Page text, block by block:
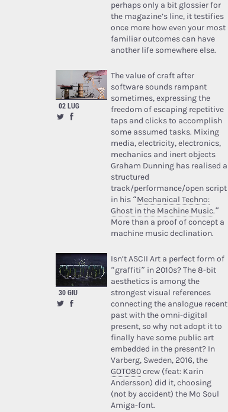
perhaps only a bit glossier for
the magazine’s line, it testifies
once more how even your most
familiar outcomes can have
another life somewhere else.
02 LUG
The value of craft after
software sounds rampant
sometimes, expressing the
freedom of escaping repetitive
taps and clicks to accomplish
some assumed tasks. Mixing
media, electricity, electronics,
mechanics and inert objects
Graham Dunning has realised a
structured
track/performance/open script
in his “Mechanical Techno:
Ghost in the Machine Music.”
More than a proof of concept a
machine music declination.
30 GIU
Isn’t ASCII Art a perfect form of
“graffiti” in 2010s? The 8-bit
aesthetics is among the
strongest visual references
connecting the analogue recent
past with the omni-digital
present, so why not adopt it to
finally have some public art
embedded in the present? In
Varberg, Sweden, 2016, the
GOTO80crew (feat: Karin
Andersson) did it, choosing
(not by accident) the Mo Soul
Amiga-font.